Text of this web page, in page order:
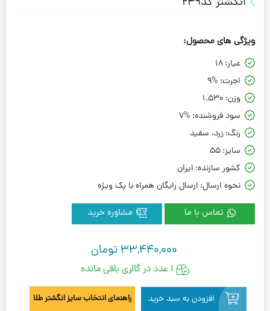
ویژگی های محصول:
عیار:18
اجرت: 9%
وزن: 1.530
سود فروشنده: 7%
رنگ: زرد، سفید
سایز:55
کشور سازنده: ایران
نحوه ارسال: ارسال رایگان همراه با پک ویژه
تماس با ما
33,440,000 تومان
1 عدد در گالری باقی مانده
افزودن به سبد خرید راهنمای انتخاب سایز انگشتر طلا